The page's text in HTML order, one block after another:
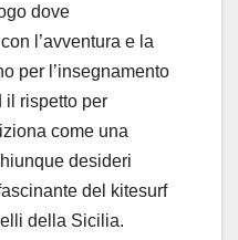
dove
l’avventura e la
per l’insegnamento
il rispetto per
come una
desideri
del kitesurf
della Sicilia.